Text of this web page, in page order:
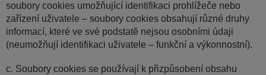
soubory cookies umožňující identifikaci prohlížeče nebo
zařízení uživatele – soubory cookies obsahují různé druhy
informací, které ve své podstatě nejsou osobními údaji
(neumožňují identifikaci uživatele – funkční a výkonnostní).
c. Soubory cookies se používají k přizpůsobení obsahu